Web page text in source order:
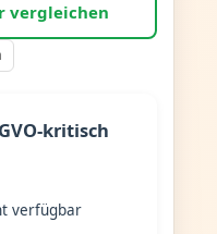
vergleichen
kritisch
verfügbar